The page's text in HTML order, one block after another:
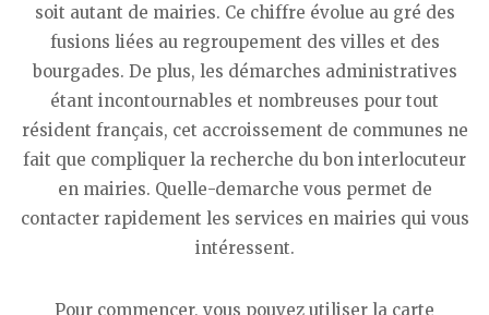
soit autant de mairies. Ce chiffre évolue au gré des
fusions liées au regroupement des villes et des
bourgades. De plus, les démarches administratives
étant incontournables et nombreuses pour tout
résident français, cet accroissement de communes ne
fait que compliquer la recherche du bon interlocuteur
en mairies. Quelle-demarche vous permet de
contacter rapidement les services en mairies qui vous
intéressent.
Pour commencer, vous pouvez utiliser la carte